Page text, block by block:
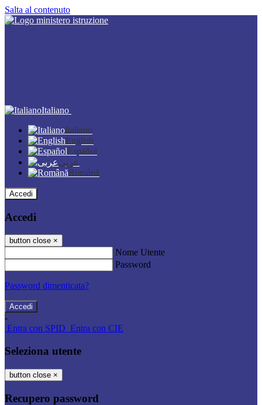
Salta al contenuto
Italiano
Italiano
English
Español
عربى
Română
Accedi
Accedi
button close ×
Nome Utente
Password
Password dimenticata?
-
Entra con SPID Entra con CIE
Seleziona utente
button close ×
Recupero password